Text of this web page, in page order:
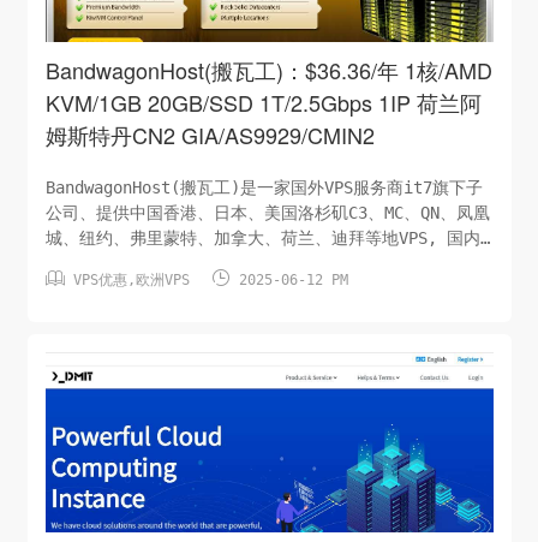
BandwagonHost(搬瓦工)：$36.36/年 1核/AMD
KVM/1GB 20GB/SSD 1T/2.5Gbps 1IP 荷兰阿
姆斯特丹CN2 GIA/AS9929/CMIN2
BandwagonHost(搬瓦工)是一家国外VPS服务商it7旗下子
公司、提供中国香港、日本、美国洛杉矶C3、MC、QN、凤凰
城、纽约、弗里蒙特、加拿大、荷兰、迪拜等地VPS, 国内
提供30天全额退款保证。以前是做低端客户，后来砍掉低端
电信走CN2 GIA、联通走AS9929、移动走移动CMIN2，都是
顶级线路，目前电信CN2 GIA已完成，移动/联通优化中，将
 VPS优惠,欧洲VPS  2025-06-12 PM